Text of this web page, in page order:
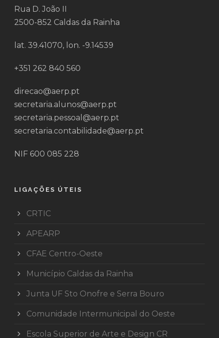
Rua D. João II
2500-852 Caldas da Rainha
lat. 39.41070, lon. -9.14539
+351 262 840 560
direcao@aerp.pt
secretaria.alunos@aerp.pt
secretaria.pessoal@aerp.pt
secretaria.contabilidade@aerp.pt
NIF 600 085 228
LIGAÇÕES ÚTEIS
CRTIC
APEARP
CFAE Centro-Oeste
Município Caldas da Rainha
Junta UF Sto Onofre e Serra Bouro
Comunidade Intermunicipal do Oeste
Escola Superior de Arte e Design CR